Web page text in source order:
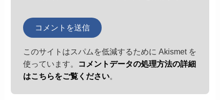
このサイトはスパムを低減するために Akismet を
使っています。
コメントデータの処理方法の詳細
はこちらをご覧ください。